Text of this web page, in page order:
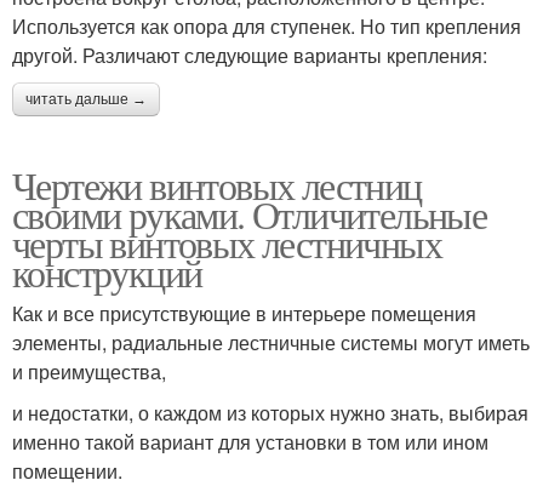
Используется как опора для ступенек. Но тип крепления
другой. Различают следующие варианты крепления:
читать дальше →
Чертежи винтовых лестниц
своими руками. Отличительные
черты винтовых лестничных
конструкций
Как и все присутствующие в интерьере помещения
элементы, радиальные лестничные системы могут иметь
и преимущества,
и недостатки, о каждом из которых нужно знать, выбирая
именно такой вариант для установки в том или ином
помещении.